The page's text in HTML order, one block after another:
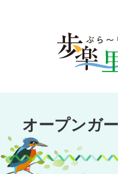
文
キ
プ
オー
オープンガ